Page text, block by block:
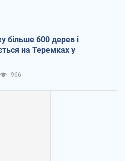
більше 600 дерев і
на Теремках у
966